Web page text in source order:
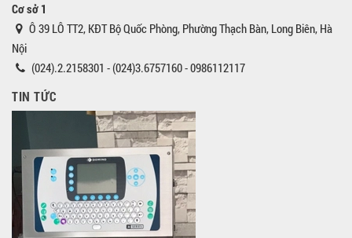
Cơ sở 1
Ô 39 LÔ TT2, KĐT Bộ Quốc Phòng, Phường Thạch Bàn, Long Biên, Hà
Nội
(024).2.2158301 - (024)3.6757160 - 0986112117
TIN TỨC